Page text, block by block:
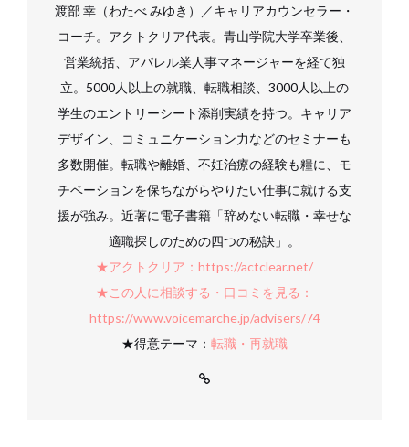
渡部 幸（わたべ みゆき）／キャリアカウンセラー・
コーチ。アクトクリア代表。青山学院大学卒業後、
営業統括、アパレル業人事マネージャーを経て独
立。5000人以上の就職、転職相談、3000人以上の
学生のエントリーシート添削実績を持つ。キャリア
デザイン、コミュニケーション力などのセミナーも
多数開催。転職や離婚、不妊治療の経験も糧に、モ
チベーションを保ちながらやりたい仕事に就ける支
援が強み。近著に電子書籍「辞めない転職・幸せな
適職探しのための四つの秘訣」。
★アクトクリア：https://actclear.net/
★この人に相談する・口コミを見る：
https://www.voicemarche.jp/advisers/74
★得意テーマ： 転職・再就職